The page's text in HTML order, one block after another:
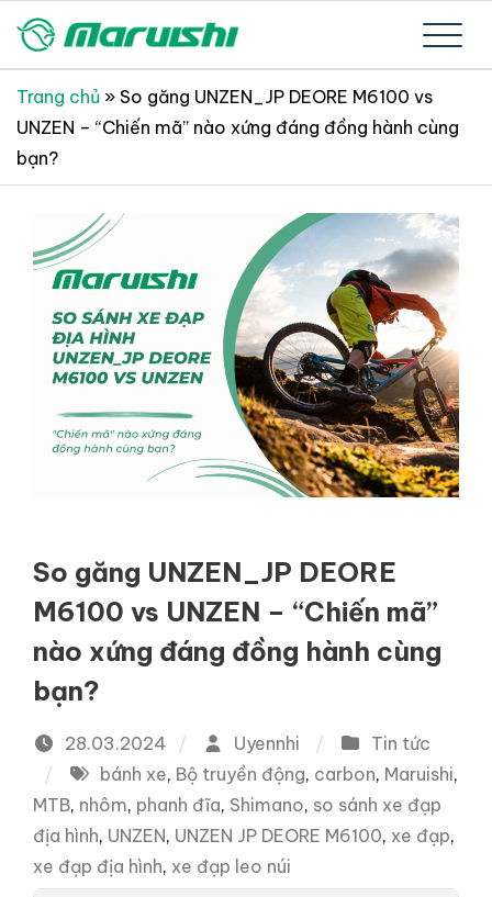
Skip
content
Xe đạp Nhật Bản Maruishi –
Since 1894
Xe đạp Nhật Bản nguyên thùng mới 100%
Trang chủ » So găng UNZEN_JP DEORE M6100 vs
UNZEN – “Chiến mã” nào xứng đáng đồng hành cùng
bạn?
So găng UNZEN_JP DEORE
M6100 vs UNZEN – “Chiến mã”
nào xứng đáng đồng hành cùng
bạn?
28.03.2024 Uyennhi
Tin tức
bánh xe, Bộ truyền động, carbon, Maruishi,
MTB, nhôm, phanh đĩa, Shimano, so sánh xe đạp
địa hình, UNZEN, UNZEN JP DEORE M6100, xe đạp,
xe đạp địa hình, xe đạp leo núi